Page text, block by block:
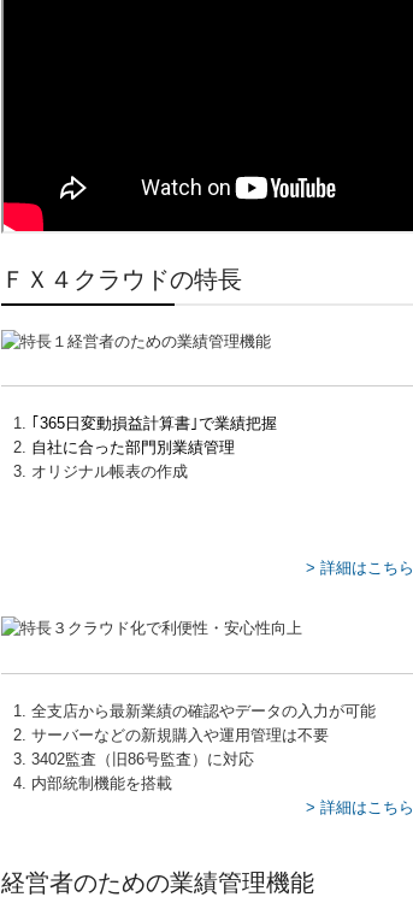
ＦＸ４クラウドの特長
｢365日変動損益計算書｣で業績把握
自社に合った部門別業績管理
オリジナル帳表の作成
> 詳細はこちら
全支店から最新業績の確認やデータの入力が可能
サーバーなどの新規購入や運用管理は不要
3402監査（旧86号監査）に対応
内部統制機能を搭載
> 詳細はこちら
経営者のための業績管理機能